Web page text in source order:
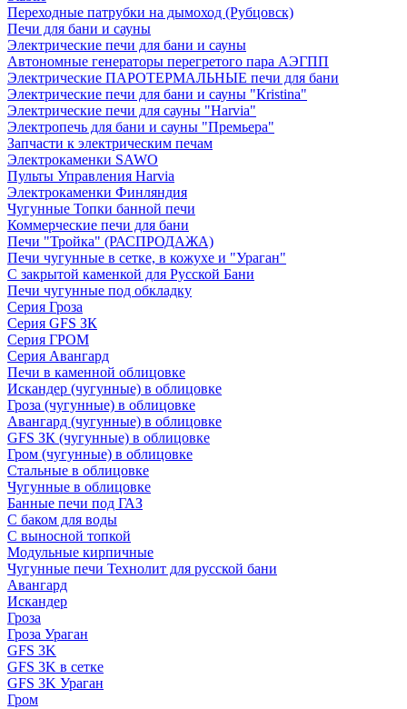
Переходные патрубки на дымоход (Рубцовск)
Печи для бани и сауны
Электрические печи для бани и сауны
Автономные генераторы перегретого пара АЭГПП
Электрические ПАРОТЕРМАЛЬНЫЕ печи для бани
Электрические печи для бани и сауны "Кristina"
Электрические печи для сауны "Harvia"
Электропечь для бани и сауны "Премьера"
Запчасти к электрическим печам
Электрокаменки SAWO
Пульты Управления Harvia
Электрокаменки Финляндия
Чугунные Топки банной печи
Коммерческие печи для бани
Печи "Тройка" (РАСПРОДАЖА)
Печи чугунные в сетке, в кожухе и "Ураган"
С закрытой каменкой для Русской Бани
Печи чугунные под обкладку
Серия Гроза
Серия GFS ЗК
Серия ГРОМ
Серия Авангард
Печи в каменной облицовке
Искандер (чугунные) в облицовке
Гроза (чугунные) в облицовке
Авангард (чугунные) в облицовке
GFS ЗК (чугунные) в облицовке
Гром (чугунные) в облицовке
Стальные в облицовке
Чугунные в облицовке
Банные печи под ГАЗ
С баком для воды
С выносной топкой
Модульные кирпичные
Чугунные печи Технолит для русской бани
Авангард
Искандер
Гроза
Гроза Ураган
GFS 3K
GFS 3K в сетке
GFS 3K Ураган
Гром